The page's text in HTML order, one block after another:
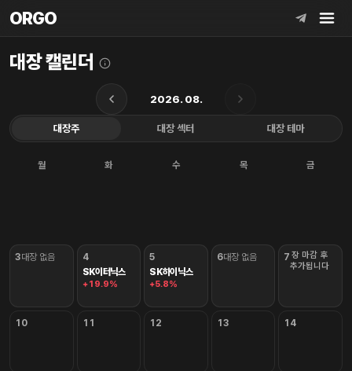
ORGO
ORGO
대장 캘린더
2026. 08.
대장주 대장 섹터 대장 테마
월 화 수 목 금
3대장 없음
4
SK이터닉스
+19.9%
5
SK하이닉스
+5.8%
6대장 없음 7 장 마감 후
추가됩니다
10 11 12 13 14